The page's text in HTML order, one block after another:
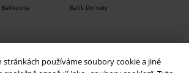
stránkách používáme soubory cookie a jiné
EMP aplikaci
aplikaci zdarma a využijte všechny nové